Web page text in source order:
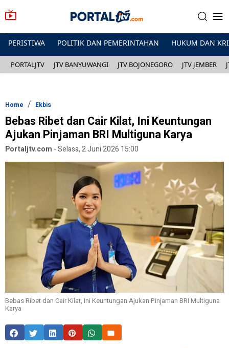
PERISTIWA POLITIK DAN PEMERINTAHAN HUKUM DAN
PORTALJTV JTV BANYUWANGI JTV BOJONEGORO JTV JEMBER
Home Ekbis
Bebas Ribet dan Cair Kilat, Ini Keuntungan
Ajukan Pinjaman BRI Multiguna Karya
Portaljtv.com -Selasa, 2 Juni 2026 15:00
Bebas Ribet dan Cair Kilat, Ini Keuntungan Ajukan Pinjaman BRI Multiguna
Karya